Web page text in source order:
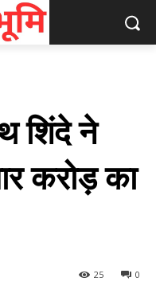
शिंदे ने
करोड़ का
0
25